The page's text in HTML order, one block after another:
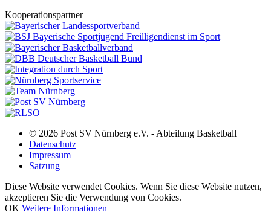
Kooperationspartner
© 2026 Post SV Nürnberg e.V. - Abteilung Basketball
Datenschutz
Impressum
Satzung
Diese Website verwendet Cookies. Wenn Sie diese Website nutzen,
akzeptieren Sie die Verwendung von Cookies.
OK Weitere Informationen